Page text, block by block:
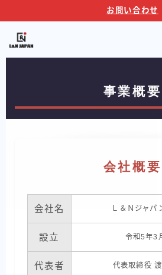
お問い合わせ
MENU
自動運転フォークリフト
Linkores AGF スタッカー
Linkores AGF 水平搬送モ
Linkores AGF CBD20H
シャトルラックシステム
事業概要
会社概要
会社名 Ｌ＆Ｎジャパ
設立 令和5年3
代表者 代表取締役